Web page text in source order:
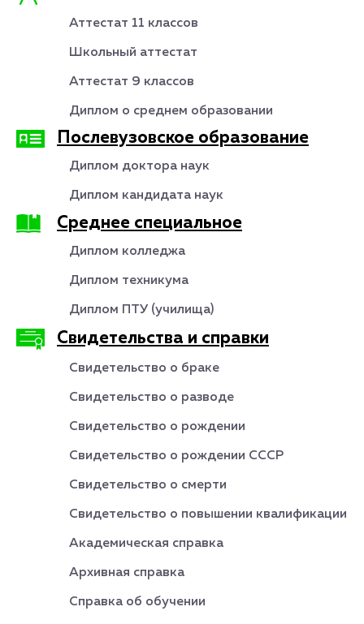
Аттестат 11 классов
Школьный аттестат
Аттестат 9 классов
Диплом о среднем образовании
Послевузовское образование
Диплом доктора наук
Диплом кандидата наук
Среднее специальное
Диплом колледжа
Диплом техникума
Диплом ПТУ (училища)
Свидетельства и справки
Свидетельство о браке
Свидетельство о разводе
Свидетельство о рождении
Свидетельство о рождении СССР
Свидетельство о смерти
Свидетельство о повышении квалификации
Академическая справка
Архивная справка
Справка об обучении